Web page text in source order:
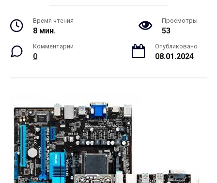
Время чтения
8 мин.
Просмотры
53
Комментарии
0
Опубликовано
08.01.2024